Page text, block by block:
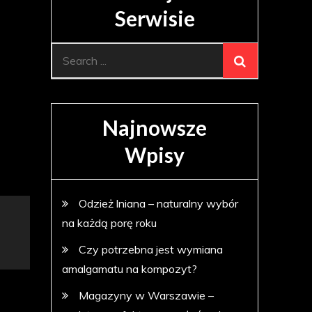
Serwisie
Najnowsze
Wpisy
Odzież lniana – naturalny wybór
na każdą porę roku
Czy potrzebna jest wymiana
amalgamatu na kompozyt?
Magazyny w Warszawie –